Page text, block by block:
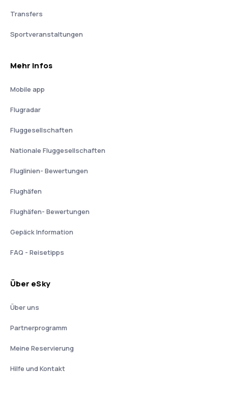
Transfers
Sportveranstaltungen
Mehr Infos
Mobile app
Flugradar
Fluggesellschaften
Nationale Fluggesellschaften
Fluglinien- Bewertungen
Flughäfen
Flughäfen- Bewertungen
Gepäck Information
FAQ - Reisetipps
Über eSky
Über uns
Partnerprogramm
Meine Reservierung
Hilfe und Kontakt